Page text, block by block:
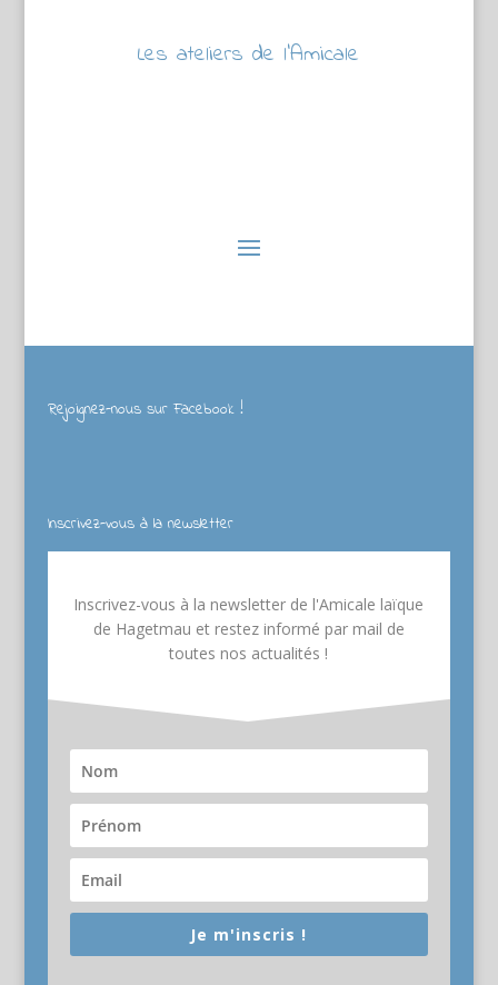
Les ateliers de l’Amicale
Rejoignez-nous sur Facebook !
Inscrivez-vous à la newsletter
Inscrivez-vous à la newsletter de l'Amicale laïque
de Hagetmau et restez informé par mail de
toutes nos actualités !
Je m'inscris !